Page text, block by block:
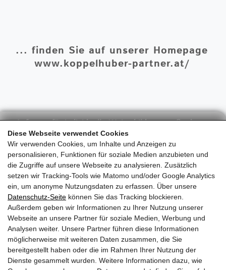
Diese Webseite verwendet Cookies
Wir verwenden Cookies, um Inhalte und Anzeigen zu
personalisieren, Funktionen für soziale Medien anzubieten und
die Zugriffe auf unsere Webseite zu analysieren. Zusätzlich
setzen wir Tracking-Tools wie Matomo und/oder Google Analytics
ein, um anonyme Nutzungsdaten zu erfassen. Über unsere
Datenschutz-Seite können Sie das Tracking blockieren.
Außerdem geben wir Informationen zu Ihrer Nutzung unserer
Webseite an unsere Partner für soziale Medien, Werbung und
Analysen weiter. Unsere Partner führen diese Informationen
möglicherweise mit weiteren Daten zusammen, die Sie
bereitgestellt haben oder die im Rahmen Ihrer Nutzung der
Dienste gesammelt wurden. Weitere Informationen dazu, wie
... finden Sie auf unserer Homepage
www.koppelhuber-partner.at/
Anfragen für individuelle Weiterbildungsmaßnahmen
an:
office@koppelhuber-partner.at
Weitere Veranstaltungen rund ums Thema Holz
finden Sie unter:
www.timberdate.com